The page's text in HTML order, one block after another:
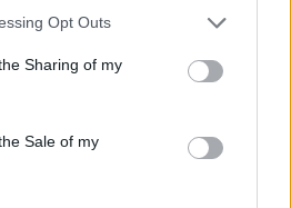
Opt Outs
Sharing of my
Sale of my: l’abbonamento è un
piena ed è dunque
condizioni d’uso, comprese